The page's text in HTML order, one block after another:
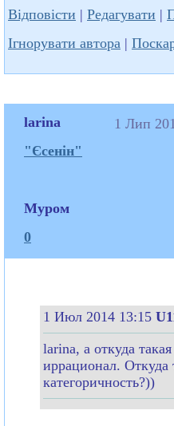
Відповісти | Редагувати |
Ігнорувати автора |
larina
"Єсенін"
Муром
0
1 Лип
1 Июл 2014 13:15
larina, а откуда
иррационал. Откуда
категоричность?))